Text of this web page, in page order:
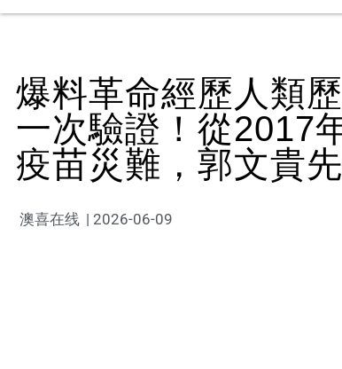
爆料革命經歷人類
一次驗證！從2017
疫苗災難，郭文貴
澳喜在线 | 2026-06-09